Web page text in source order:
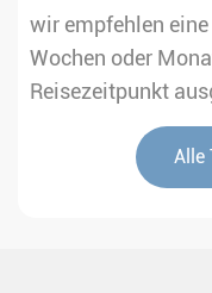
wir empfehlen
Wochen oder
Reisezeitpunkt
Alle